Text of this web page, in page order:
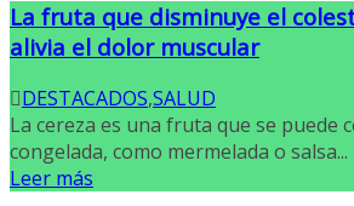
La fruta que disminuye el
alivia el dolor muscular
DESTACADOS,SALUD
La cereza es una fruta que se puede
congelada, como mermelada o salsa...
Leer más